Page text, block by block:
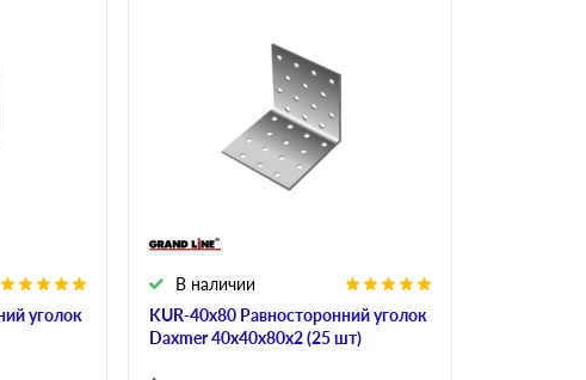
уголок
KUR-40х80 Равносторонний уголок
Daxmer 40х40х80х2 (25 шт)
В наличии